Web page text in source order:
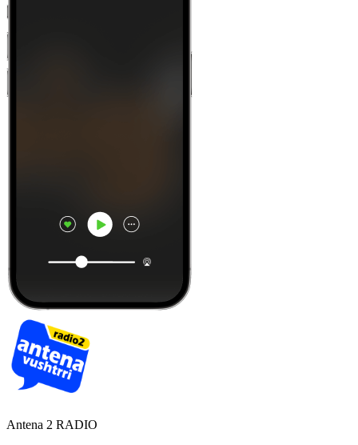
Antena 2 RADIO